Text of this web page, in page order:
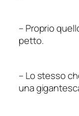
– Proprio
petto.
– Lo stesso
una